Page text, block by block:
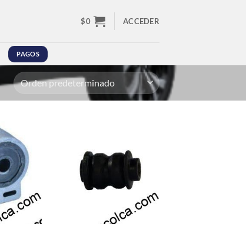
$0 ACCEDER
PAGOS